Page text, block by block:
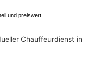
und preiswert